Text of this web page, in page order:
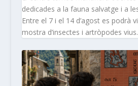
dedicades a la fauna salvatge i a
Entre el 7 i el 14 d’agost es podrà
mostra d’insectes i artròpodes vius.